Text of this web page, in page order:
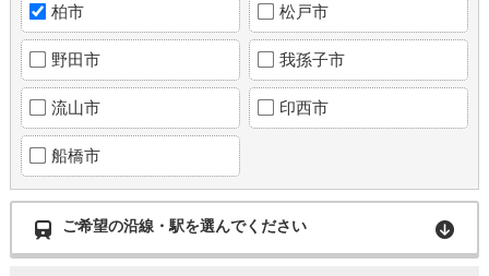
柏市 松戸市
野田市 我孫子市
流山市 印西市
船橋市
ご希望の沿線・駅を選んでください